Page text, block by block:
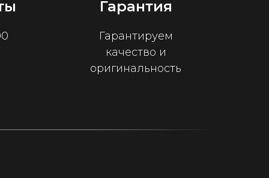
Гарантия
Гарантируем
качество и
оригинальность